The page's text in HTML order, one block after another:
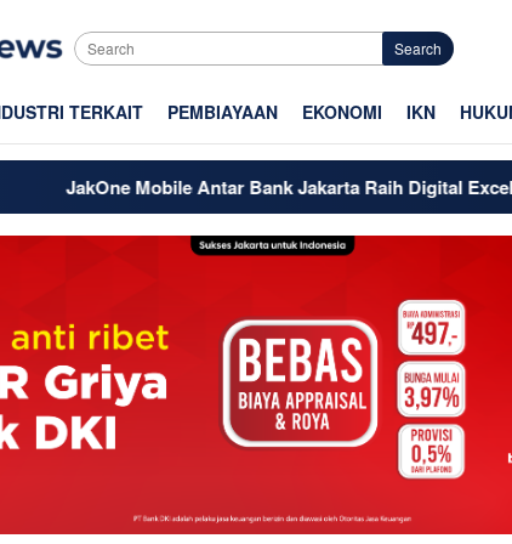
Search
TERKAIT PEMBIAYAAN EKONOMI IKN
JakOne Mobile Antar Bank Jakarta Raih Digital Excellence